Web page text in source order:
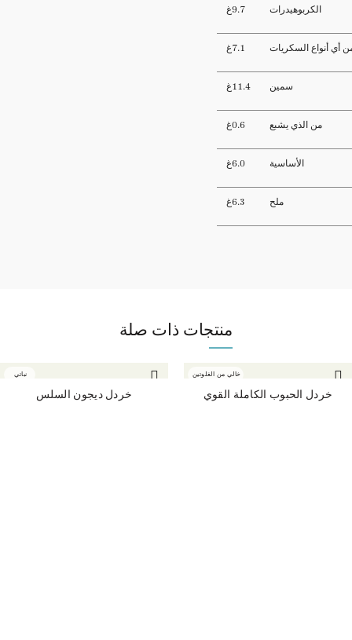
الكربوهيدرات 9.7غ
أي أنواع السكريات 7.1غ
سمين 11.4غ
من الذي يشبع 0.6غ
الأساسية 6.0غ
ملح 6.3غ
منتجات ذات صلة
خالي من الغلوتين
نباتي
خردل الحبوب الكاملة القوي
نباتي
خردل ديجون السلس